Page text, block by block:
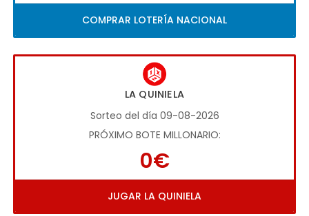
COMPRAR LOTERÍA NACIONAL
LA QUINIELA
Sorteo del día 09-08-2026
PRÓXIMO BOTE MILLONARIO:
0€
JUGAR LA QUINIELA